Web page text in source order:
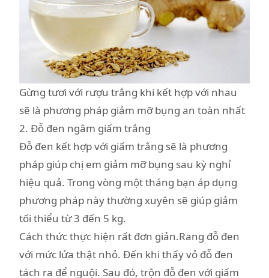
Gừng tươi với rượu trắng khi kết hợp với nhau
sẽ là phương pháp giảm mỡ bụng an toàn nhất
2. Đỗ đen ngâm giấm trắng
Đỗ đen kết hợp với giấm trắng sẽ là phương
pháp giúp chị em giảm mỡ bụng sau kỳ nghỉ
hiệu quả. Trong vòng một tháng bạn áp dụng
phương pháp này thường xuyên sẽ giúp giảm
tối thiểu từ 3 đến 5 kg.
Cách thức thực hiện rất đơn giản.Rang đỗ đen
với mức lửa thật nhỏ. Đến khi thấy vỏ đỗ đen
tách ra để nguội. Sau đó, trộn đỗ đen với giấm